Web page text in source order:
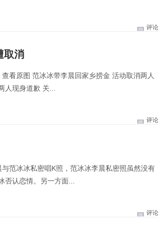
评论
取消
看原图 范冰冰带李晨回家乡捞金 活动取消两人
现身道歉 关...
评论
范冰冰私密唱K照，范冰冰李晨私密照虽然没有
认恋情。另一方面...
评论